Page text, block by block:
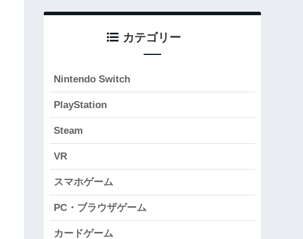
カテゴリー
Nintendo Switch
PlayStation
Steam
VR
スマホゲーム
PC・ブラウザゲーム
カードゲーム